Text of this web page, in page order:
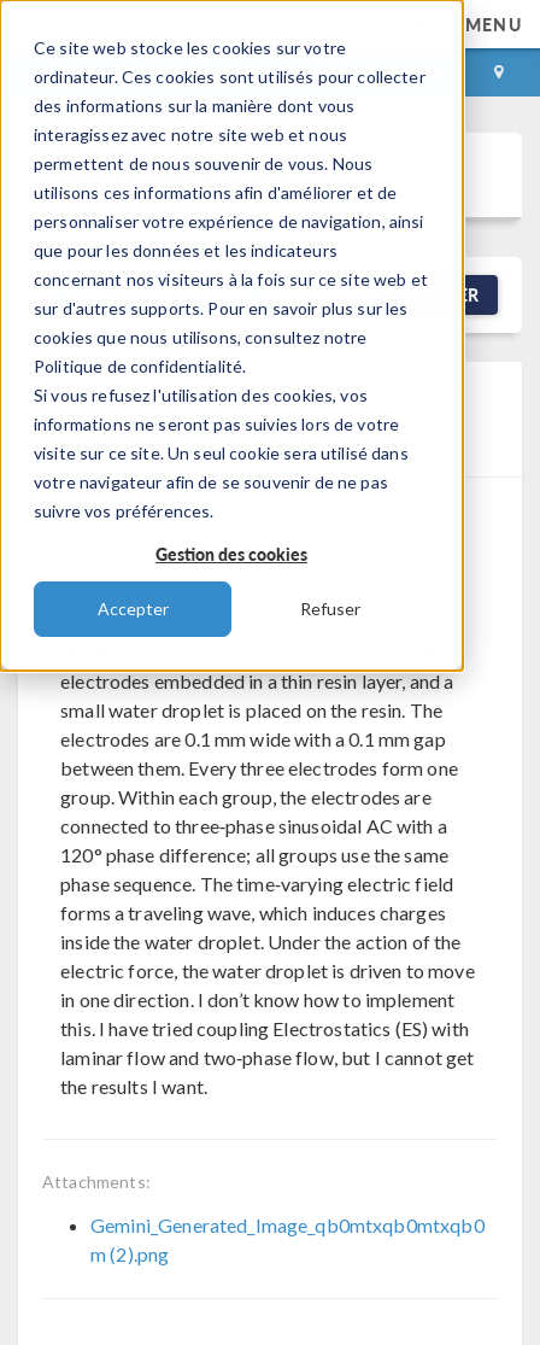
Ce site web stocke les cookies sur votre
ordinateur. Ces cookies sont utilisés pour collecter
des informations sur la manière dont vous
interagissez avec notre site web et nous
permettent de nous souvenir de vous. Nous
utilisons ces informations afin d'améliorer et de
personnaliser votre expérience de navigation, ainsi
que pour les données et les indicateurs
concernant nos visiteurs à la fois sur ce site web et
sur d'autres supports. Pour en savoir plus sur les
cookies que nous utilisons, consultez notre
Politique de confidentialité.
Si vous refusez l'utilisation des cookies, vos
informations ne seront pas suivies lors de votre
visite sur ce site. Un seul cookie sera utilisé dans
votre navigateur afin de se souvenir de ne pas
suivre vos préférences.
Gestion des cookies
Accepter Refuser
MENU
CONNEXION CONTACT
Discussion Forum
FILTRER
Electrostatic Film Actuator
Posted 6 mars 2026, 03:40 UTC−5
Electromagnetics,
Fluid & Heat, Physics Interfaces
Version 6.3 1 Reply
雅嘉 黄
Send Private Message
I want to perform a simulation using COMSOL
electrodes embedded in a thin resin layer, and a
small water droplet is placed on the resin. The
electrodes are 0.1 mm wide with a 0.1 mm gap
between them. Every three electrodes form one
group. Within each group, the electrodes are
connected to three‑phase sinusoidal AC with a
120° phase difference; all groups use the same
phase sequence. The time‑varying electric field
forms a traveling wave, which induces charges
inside the water droplet. Under the action of the
electric force, the water droplet is driven to move
in one direction. I don’t know how to implement
this. I have tried coupling Electrostatics (ES) with
laminar flow and two‑phase flow, but I cannot get
the results I want.
Attachments:
Gemini_Generated_Image_qb0mtxqb0mtxqb0
m (2).png